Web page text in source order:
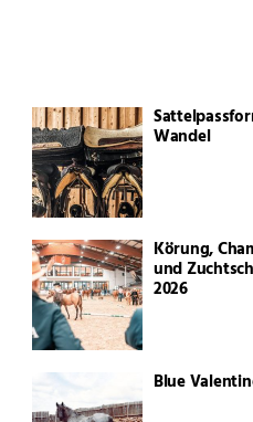
Wandel
Körung,
und
2026
Blue